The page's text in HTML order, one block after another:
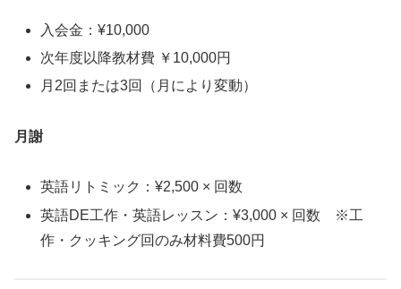
入会金：¥10,000
次年度以降教材費 ￥10,000円
月2回または3回（月により変動）
月謝
英語リトミック：¥2,500 × 回数
英語DE工作・英語レッスン：¥3,000 × 回数 ※工
作・クッキング回のみ材料費500円